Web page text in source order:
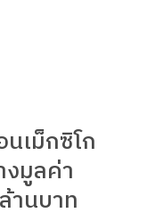
เม็กซิโก
มูลค่า
านบาท